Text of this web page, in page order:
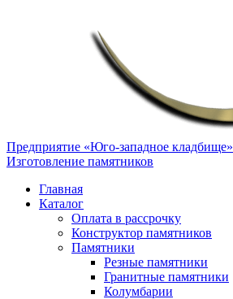
Предприятие «Юго-западное кладбище»
Изготовление памятников
Главная
Каталог
Оплата в рассрочку
Конструктор памятников
Памятники
Резные памятники
Гранитные памятники
Колумбарии